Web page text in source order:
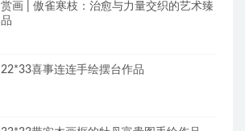
赏画 | 傲雀寒枝：治愈与力量交织的艺术臻
品
22*33喜事连连手绘摆台作品